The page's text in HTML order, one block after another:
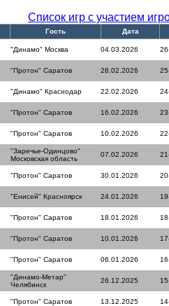
Список игр с участием
Гость Дата
"Динамо" Москва 04.03.2026
"Протон" Саратов 28.02.2026
"Динамо" Краснодар 22.02.2026
"Протон" Саратов 16.02.2026
"Протон" Саратов 10.02.2026
"Заречье-Одинцово"
Московская область
07.02.2026
"Протон" Саратов 30.01.2026
"Енисей" Красноярск 24.01.2026
"Протон" Саратов 18.01.2026
"Протон" Саратов 10.01.2026
"Протон" Саратов 06.01.2026
"Динамо-Метар"
Челябинск
26.12.2025
"Протон" Саратов 13.12.2025